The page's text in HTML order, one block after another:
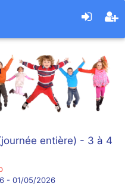
entière) - 3 à 4
- 01/05/2026